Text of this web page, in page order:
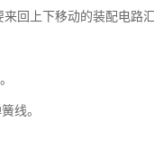
回上下移动的装配电路
线。